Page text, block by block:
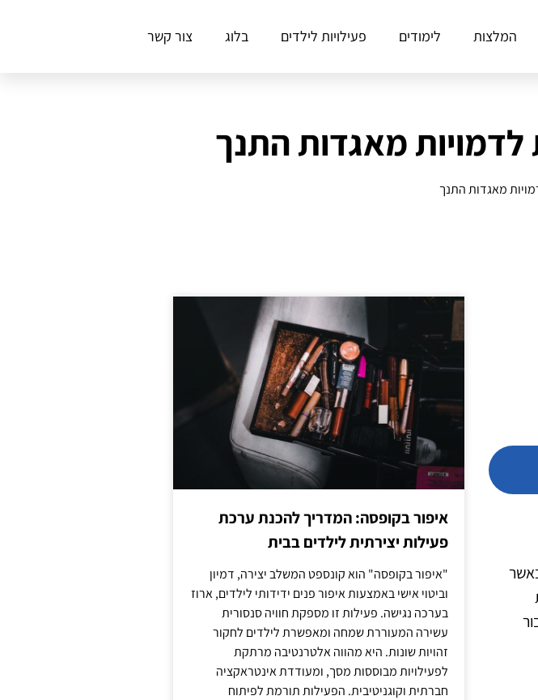
המלצות לימודים פעילויות לילדים בלוג צור קשר
לדמויות מאגדות התנך
מאגדות התנך
איפור בקופסה: המדריך להכנת ערכת
פעילות יצירתית לילדים בבית
"איפור בקופסה" הוא קונספט המשלב יצירה, דמיון
וביטוי אישי באמצעות איפור פנים ידידותי לילדים, ארוז
בערכה נגישה. פעילות זו מספקת חוויה סנסורית
עשירה המעוררת שמחה ומאפשרת לילדים לחקור
זהויות שונות. היא מהווה אלטרנטיבה מרתקת
לפעילויות מבוססות מסך, ומעודדת אינטראקציה
חברתית וקוגניטיבית. הפעילות תורמת לפיתוח